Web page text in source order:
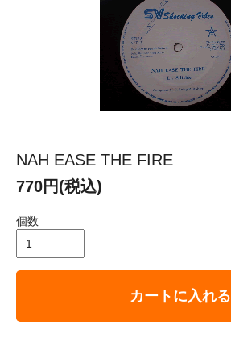
NAH EASE THE FIRE
770円(税込)
個数
カートに入れる